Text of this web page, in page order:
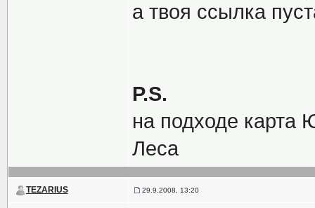
а твоя ссылка
P.S.
на подходе карта
Леса
TEZARIUS 29.9.2008, 13:20